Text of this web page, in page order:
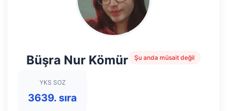
Büşra Nur Kömür Şu anda müsait değil
YKS SOZ
3639. sıra